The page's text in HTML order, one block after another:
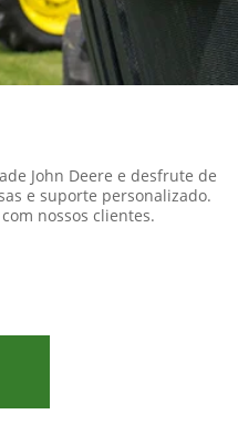
John Deere e desfrute de
e suporte personalizado.
nossos clientes.